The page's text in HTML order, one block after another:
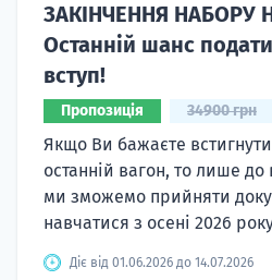
ЗАКІНЧЕННЯ НАБОРУ
Останній шанс
вступ!
Пропозиція 34900 грн
Якщо Ви бажаєте
останній вагон, то лише до
ми зможемо прийняти
навчатися з осені 2026
Діє від 01.06.2026 до 14.07.2026